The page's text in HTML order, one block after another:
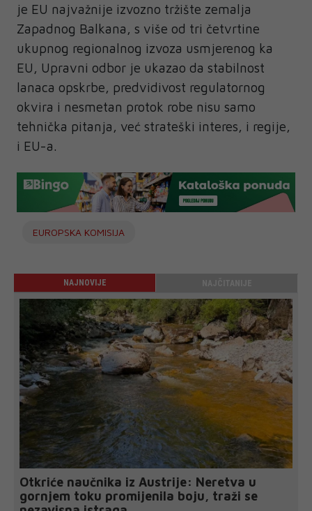
je EU najvažnije izvozno tržište zemalja
Zapadnog Balkana, s više od tri četvrtine
ukupnog regionalnog izvoza usmjerenog ka
EU, Upravni odbor je ukazao da stabilnost
lanaca opskrbe, predvidivost regulatornog
okvira i nesmetan protok robe nisu samo
tehnička pitanja, već strateški interes, i regije,
i EU-a.
EUROPSKA KOMISIJA
NAJNOVIJE
Otkriće naučnika iz Austrije: Neretva u
gornjem toku promijenila boju, traži se